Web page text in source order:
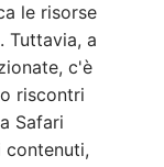
le risorse
Tuttavia, a
c'è
riscontri
Safari
contenuti,